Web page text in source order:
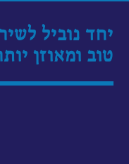
יחד נוביל
טוב ומאוזן